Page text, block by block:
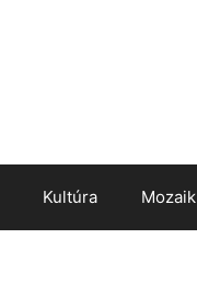
Kultúra Mozaik